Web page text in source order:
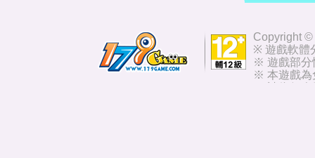
Copyright ©
※ 遊戲軟體
※ 遊戲部分
※ 本遊戲為